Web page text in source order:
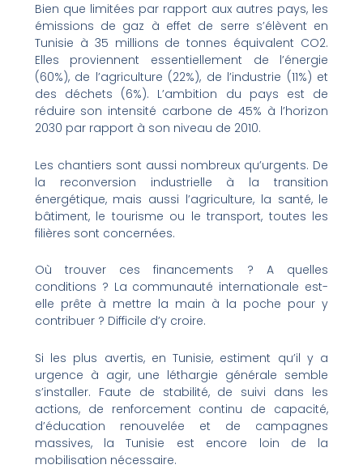
Bien que limitées par rapport aux autres pays, les
émissions de gaz à effet de serre s’élèvent en
Tunisie à 35 millions de tonnes équivalent CO2.
Elles proviennent essentiellement de l’énergie
(60%), de l’agriculture (22%), de l’industrie (11%) et
des déchets (6%). L’ambition du pays est de
réduire son intensité carbone de 45% à l’horizon
2030 par rapport à son niveau de 2010.
Les chantiers sont aussi nombreux qu’urgents. De
la reconversion industrielle à la transition
énergétique, mais aussi l’agriculture, la santé, le
bâtiment, le tourisme ou le transport, toutes les
filières sont concernées.
Où trouver ces financements ? A quelles
conditions ? La communauté internationale est-
elle prête à mettre la main à la poche pour y
contribuer ? Difficile d’y croire.
Si les plus avertis, en Tunisie, estiment qu’il y a
urgence à agir, une léthargie générale semble
s’installer. Faute de stabilité, de suivi dans les
actions, de renforcement continu de capacité,
d’éducation renouvelée et de campagnes
massives, la Tunisie est encore loin de la
mobilisation nécessaire.